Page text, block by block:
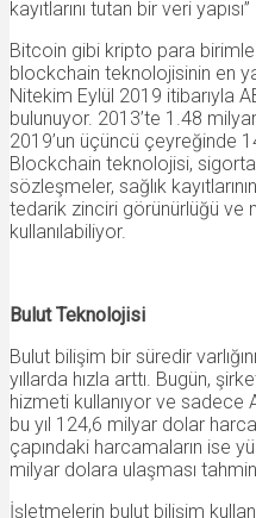
kayıtlarını tutan bir veri
Bitcoin gibi kripto para
blockchain teknolojisinin en
Nitekim Eylül 2019 itibarıyla
bulunuyor. 2013’te 1.48
2019’un üçüncü çeyreğinde
Blockchain teknolojisi, sigorta
sözleşmeler, sağlık
tedarik zinciri görünürlüğü ve
kullanılabiliyor.
Bulut Teknolojisi
Bulut bilişim bir süredir
yıllarda hızla arttı. Bugün,
hizmeti kullanıyor ve sadece
bu yıl 124,6 milyar dolar
çapındaki harcamaların ise
milyar dolara ulaşması
İşletmelerin bulut bilişim